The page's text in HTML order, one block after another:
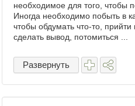
необходимое для того, чтобы
Иногда необходимо побыть в
чтобы обдумать что-то, прийти
сделать вывод, потомиться ...
Развернуть